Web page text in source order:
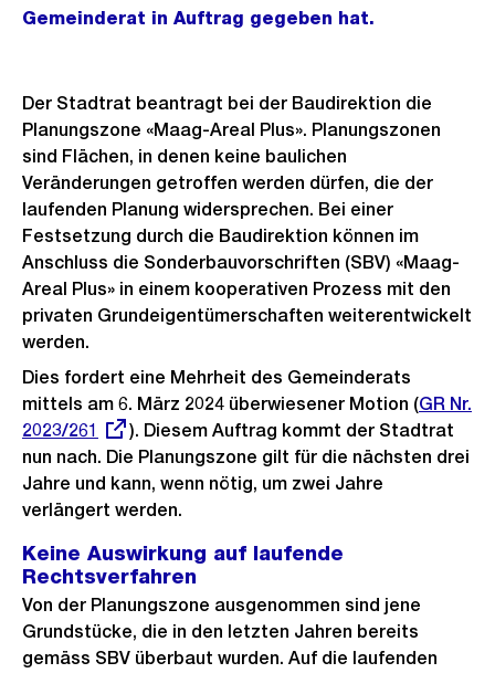
Gemeinderat in Auftrag gegeben hat.
Der Stadtrat beantragt bei der Baudirektion die
Planungszone «Maag-Areal Plus». Planungszonen
sind Flächen, in denen keine baulichen
Veränderungen getroffen werden dürfen, die der
laufenden Planung widersprechen. Bei einer
Festsetzung durch die Baudirektion können im
Anschluss die Sonderbauvorschriften (SBV) «Maag-
Areal Plus» in einem kooperativen Prozess mit den
privaten Grundeigentümerschaften weiterentwickelt
werden.
Dies fordert eine Mehrheit des Gemeinderats
mittels am 6. März 2024 überwiesener Motion (Externer
Link:
GR Nr.
2023/261
). Diesem Auftrag kommt der Stadtrat
nun nach. Die Planungszone gilt für die nächsten drei
Jahre und kann, wenn nötig, um zwei Jahre
verlängert werden.
Keine Auswirkung auf laufende
Rechtsverfahren
Von der Planungszone ausgenommen sind jene
Grundstücke, die in den letzten Jahren bereits
gemäss SBV überbaut wurden. Auf die laufenden